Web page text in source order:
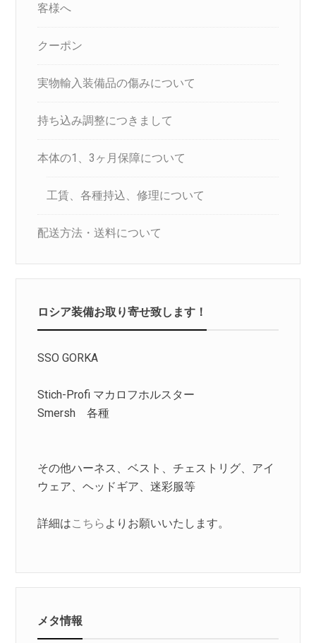
客様へ
クーポン
実物輸入装備品の傷みについて
持ち込み調整につきまして
本体の1、3ヶ月保障について
工賃、各種持込、修理について
配送方法・送料について
ロシア装備お取り寄せ致します！
SSO GORKA
Stich-Profi マカロフホルスター
Smersh 各種
その他ハーネス、ベスト、チェストリグ、アイ
ウェア、ヘッドギア、迷彩服等
詳細はこちら よりお願いいたします。
メタ情報